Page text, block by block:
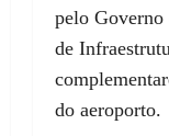
pelo Governo
de
do aeroporto.